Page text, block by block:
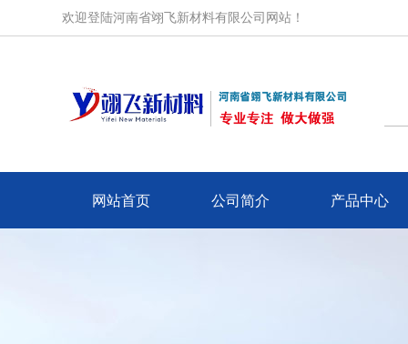
欢迎登陆河南省翊飞新材料有限公司网站！
网站首页 公司简介 产品中心